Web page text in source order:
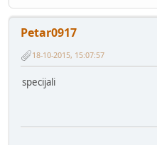
Petar0917
18-10-2015, 15:07:57
specijali